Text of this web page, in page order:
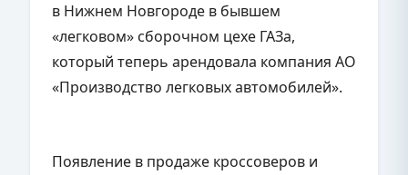
в Нижнем Новгороде в бывшем
«легковом» сборочном цехе ГАЗа,
который теперь арендовала компания АО
«Производство легковых автомобилей».
Появление в продаже кроссоверов и